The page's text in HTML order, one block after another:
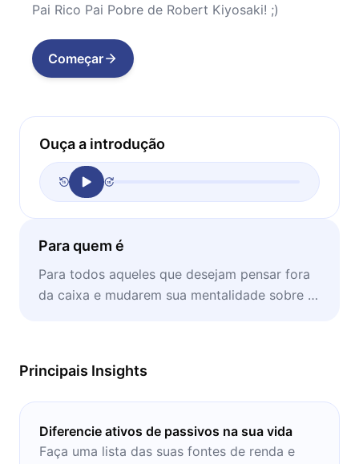
Pai Rico Pai Pobre de Robert Kiyosaki! ;)
Começar
Ouça a introdução
Para quem é
Para todos aqueles que desejam pensar fora
da caixa e mudarem sua mentalidade sobre o
Principais Insights
Diferencie ativos de passivos na sua vida
Faça uma lista das suas fontes de renda e